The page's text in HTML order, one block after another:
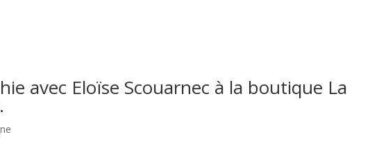
avec Eloïse Scouarnec à la boutique La